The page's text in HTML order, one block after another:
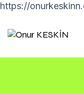
https://